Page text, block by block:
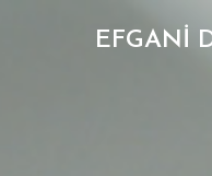
EFGANİ